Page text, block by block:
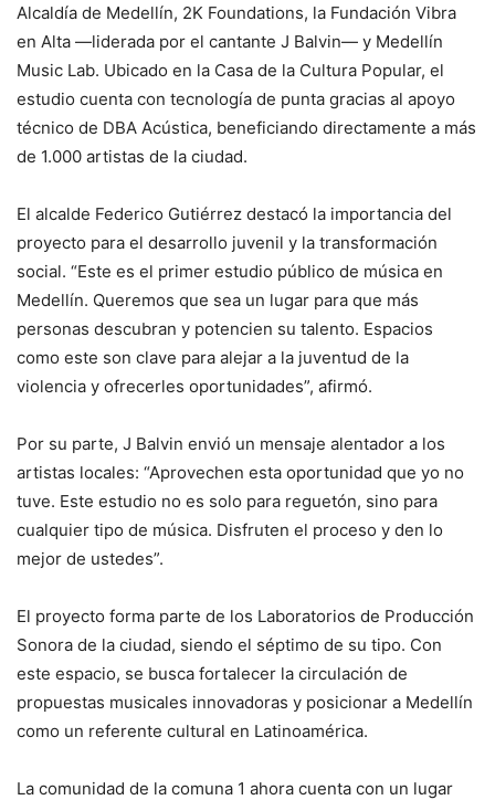
Alcaldía de Medellín, 2K Foundations, la Fundación Vibra
en Alta —liderada por el cantante J Balvin— y Medellín
Music Lab. Ubicado en la Casa de la Cultura Popular, el
estudio cuenta con tecnología de punta gracias al apoyo
técnico de DBA Acústica, beneficiando directamente a más
de 1.000 artistas de la ciudad.
El alcalde Federico Gutiérrez destacó la importancia del
proyecto para el desarrollo juvenil y la transformación
social. “Este es el primer estudio público de música en
Medellín. Queremos que sea un lugar para que más
personas descubran y potencien su talento. Espacios
como este son clave para alejar a la juventud de la
violencia y ofrecerles oportunidades”, afirmó.
Por su parte, J Balvin envió un mensaje alentador a los
artistas locales: “Aprovechen esta oportunidad que yo no
tuve. Este estudio no es solo para reguetón, sino para
cualquier tipo de música. Disfruten el proceso y den lo
mejor de ustedes”.
El proyecto forma parte de los Laboratorios de Producción
Sonora de la ciudad, siendo el séptimo de su tipo. Con
este espacio, se busca fortalecer la circulación de
propuestas musicales innovadoras y posicionar a Medellín
como un referente cultural en Latinoamérica.
La comunidad de la comuna 1 ahora cuenta con un lugar